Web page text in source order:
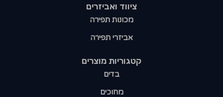
קטגוריות מוצרים​
בדים
מחוכים
ציווד ואביזרים
מכונות תפירה
אביזרי תפירה